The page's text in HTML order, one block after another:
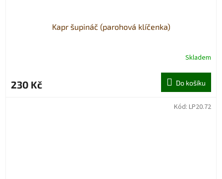
Kapr šupináč (parohová klíčenka)
Skladem
230 Kč Do košíku
Kód: LP20.72